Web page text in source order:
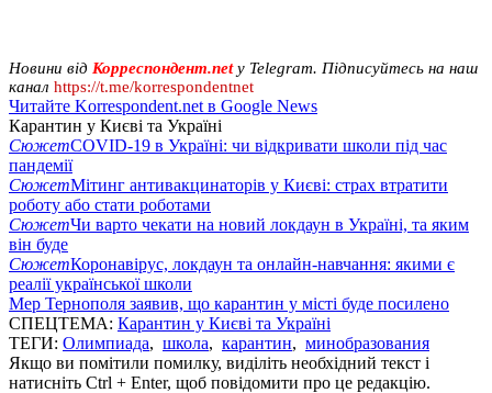
Новини від Корреспондент.net у Telegram. Підписуйтесь на наш
канал https://t.me/korrespondentnet
Читайте Korrespondent.net в Google News
Карантин у Києві та Україні
СюжетCOVID-19 в Україні: чи відкривати школи під час
пандемії
СюжетМітинг антивакцинаторів у Києві: страх втратити
роботу або стати роботами
СюжетЧи варто чекати на новий локдаун в Україні, та яким
він буде
СюжетКоронавірус, локдаун та онлайн-навчання: якими є
реалії української школи
Мер Тернополя заявив, що карантин у місті буде посилено
СПЕЦТЕМА: Карантин у Києві та Україні
ТЕГИ: Олимпиада, школа, карантин, минобразования
Якщо ви помітили помилку, виділіть необхідний текст і
натисніть Ctrl + Enter, щоб повідомити про це редакцію.